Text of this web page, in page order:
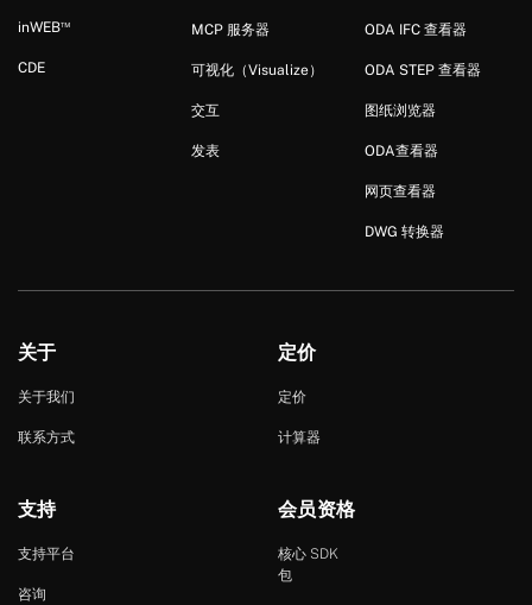
inWEB™
CDE
MCP 服务器
可视化（Visualize）
交互
发表
ODA IFC 查看器
ODA STEP 查看器
图纸浏览器
ODA查看器
网页查看器
DWG 转换器
关于
关于我们
联系方式
定价
定价
计算器
支持
支持平台
咨询
会员资格
核心 SDK
包